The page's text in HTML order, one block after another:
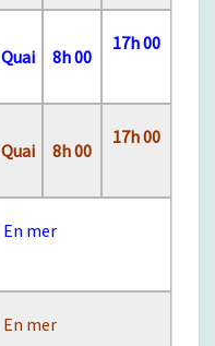
Quai 8h 00
17h 00
Quai 8h 00
17h 00
En mer
En mer